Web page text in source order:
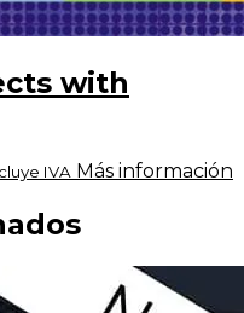
with
IVA Más información